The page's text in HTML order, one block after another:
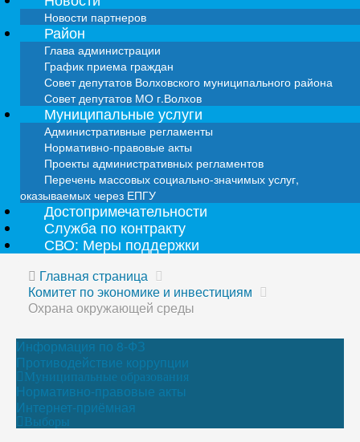
Новости партнеров
Район
Глава администрации
График приема граждан
Совет депутатов Волховского муниципального района
Совет депутатов МО г.Волхов
Муниципальные услуги
Административные регламенты
Нормативно-правовые акты
Проекты административных регламентов
Перечень массовых социально-значимых услуг,
оказываемых через ЕПГУ
Достопримечательности
Служба по контракту
СВО: Меры поддержки
Главная страница
Комитет по экономике и инвестициям
Охрана окружающей среды
Информация по 8-ФЗ
Противодействие коррупции
Муниципальные образования
Нормативно-правовые акты
Интернет-приёмная
Выборы